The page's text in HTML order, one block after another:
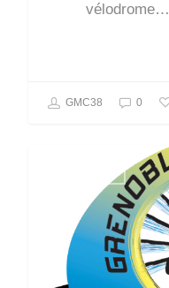
vélodrome…
GMC38 0